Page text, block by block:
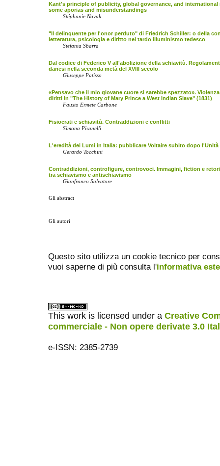
Kant's principle of publicity, global governance, and
some aporias and misunderstandings
Stéphanie Novak
"Il delinquente per l'onor perduto" di Friedrich Schiller: o della
letteratura, psicologia e diritto nel tardo illuminismo tedesco
Stefania Sbarra
Dal codice di Federico V all'abolizione della schiavitù.
danesi nella seconda metà del XVIII secolo
Giuseppe Patisso
«Pensavo che il mio giovane cuore si sarebbe spezzato».
diritti in "The History of Mary Prince a West Indian Slave" (1831)
Fausto Ermete Carbone
Fisiocrati e schiavitù. Contraddizioni e conflitti
Simona Pisanelli
L'eredità dei Lumi in Italia: pubblicare Voltaire subito dopo l'Unità
Gerardo Tocchini
Contraddizioni, controfigure, controvoci. Immagini, fiction e
tra schiavismo e antischiavismo
Gianfranco Salvatore
Gli abstract
Gli autori
Questo sito utilizza un cookie tecnico per
vuoi saperne di più consulta l'informativa
This work is licensed under a Creative
commerciale - Non opere derivate 3.0
e-ISSN: 2385-2739